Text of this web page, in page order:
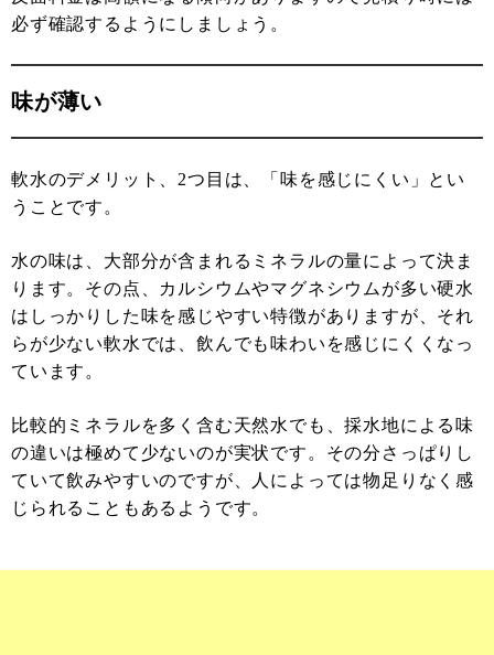
必ず確認するようにしましょう。
味が薄い
軟水のデメリット、2つ目は、「味を感じにくい」とい
うことです。
水の味は、大部分が含まれるミネラルの量によって決ま
ります。その点、カルシウムやマグネシウムが多い硬水
はしっかりした味を感じやすい特徴がありますが、それ
らが少ない軟水では、飲んでも味わいを感じにくくなっ
ています。
比較的ミネラルを多く含む天然水でも、採水地による味
の違いは極めて少ないのが実状です。その分さっぱりし
ていて飲みやすいのですが、人によっては物足りなく感
じられることもあるようです。